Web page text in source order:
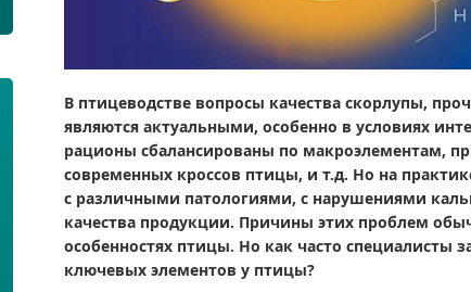
В птицеводстве вопросы качества скорлупы,
являются актуальными, особенно в условиях
рационы сбалансированы по макроэлементам,
современных кроссов птицы, и т.д. Но на
с различными патологиями, с нарушениями
качества продукции. Причины этих проблем
особенностях птицы. Но как часто специалисты
ключевых элементов у птицы?